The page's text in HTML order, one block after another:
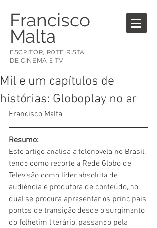
Francisco
Malta
ESCRITOR, ROTEIRISTA
DE CINEMA E TV
Mil e um capítulos de
histórias: Globoplay no ar
Francisco Malta
Resumo:
Este artigo analisa a telenovela no Brasil,
tendo como recorte a Rede Globo de
Televisão como líder absoluta de
audiência e produtora de conteúdo, no
qual se procura apresentar os principais
pontos de transição desde o surgimento
do folhetim literário, passando pela